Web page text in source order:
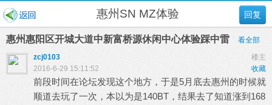
回复
惠州SN MZ体验
惠州惠阳区开城大道中新富桥源休闲中心体验踩中雷
看全部
楼主
zcj0103
收藏
2016-6-29 15:11:52
前段时间在论坛发现这个地方，于是5月底去惠州的时候就
顺道去玩了一次，本以为是140BT，结果去了知道涨到168